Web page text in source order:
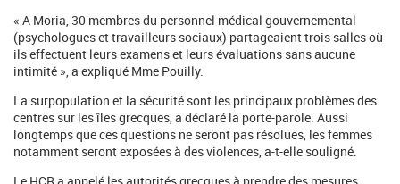
« A Moria, 30 membres du personnel médical gouvernemental
(psychologues et travailleurs sociaux) partageaient trois salles où
ils effectuent leurs examens et leurs évaluations sans aucune
intimité », a expliqué Mme Pouilly.
La surpopulation et la sécurité sont les principaux problèmes des
centres sur les îles grecques, a déclaré la porte-parole. Aussi
longtemps que ces questions ne seront pas résolues, les femmes
notamment seront exposées à des violences, a-t-elle souligné.